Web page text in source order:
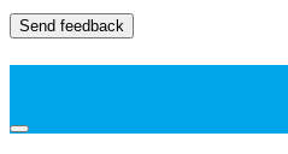
Send feedback